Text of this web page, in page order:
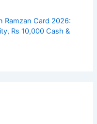
Ramzan Card 2026:
Rs 10,000 Cash &